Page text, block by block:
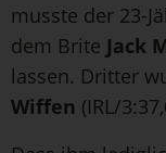
musste der 23-
dem Brite Jack
lassen. Dritter
Wiffen (IRL/